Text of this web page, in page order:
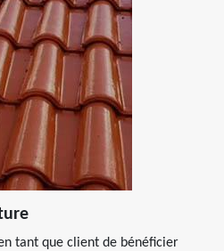
tant que client de bénéficier